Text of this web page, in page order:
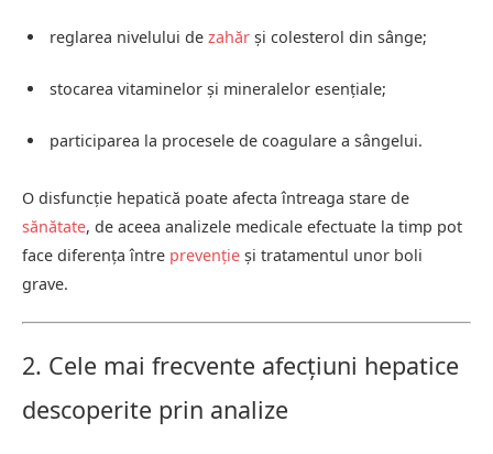
reglarea nivelului de zahăr și colesterol din sânge;
stocarea vitaminelor și mineralelor esențiale;
participarea la procesele de coagulare a sângelui.
O disfuncție hepatică poate afecta întreaga stare de
sănătate, de aceea analizele medicale efectuate la timp pot
face diferența între prevenție și tratamentul unor boli
grave.
2. Cele mai frecvente afecțiuni hepatice
descoperite prin analize